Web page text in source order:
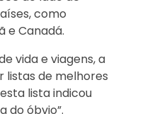
como
e Canadá.
vida e viagens, a
listas de melhores
lista indicou
do óbvio”.